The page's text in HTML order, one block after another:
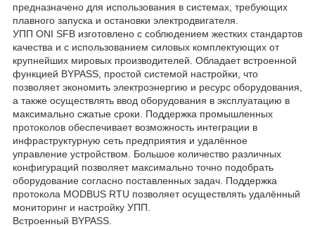
предназначено для использования в системах, требующих
плавного запуска и остановки электродвигателя.
УПП ONI SFB изготовлено с соблюдением жестких стандартов
качества и с использованием силовых комплектующих от
крупнейших мировых производителей. Обладает встроенной
функцией BYPASS, простой системой настройки, что
позволяет экономить электроэнергию и ресурс оборудования,
а также осуществлять ввод оборудования в эксплуатацию в
максимально сжатые сроки. Поддержка промышленных
протоколов обеспечивает возможность интеграции в
инфраструктурную сеть предприятия и удалённое
управление устройством. Большое количество различных
конфигураций позволяет максимально точно подобрать
оборудование согласно поставленных задач. Поддержка
протокола MODBUS RTU позволяет осуществлять удалённый
мониторинг и настройку УПП.
Встроенный BYPASS.